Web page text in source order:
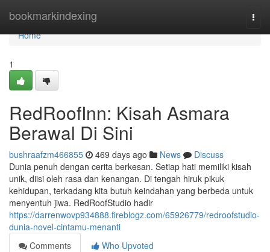
bookmarkindexing
Home
Home
1
RedRoofInn: Kisah Asmara
Berawal Di Sini
bushraafzm466855 469 days ago News
Discuss
Dunia penuh dengan cerita berkesan. Setiap hati memiliki kisah
unik, diisi oleh rasa dan kenangan. Di tengah hiruk pikuk
kehidupan, terkadang kita butuh keindahan yang berbeda untuk
menyentuh jiwa. RedRoofStudio hadir
https://darrenwovp934888.fireblogz.com/65926779/redroofstudio-
dunia-novel-cintamu-menanti
Comments
Who Upvoted